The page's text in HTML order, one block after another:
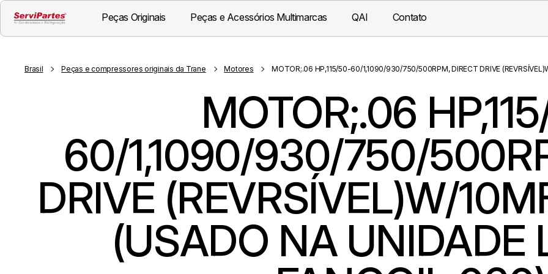
Peças Originais Peças e Acessórios Multimarcas QAI Contato
Brasil Peças e compressores originais da Trane Motores MOTOR;.06 HP,115/50-60/1,1090/930/750/500RPM, DIRECT DRIVE
MOTOR;.06
60/1,1090/930/750/
DRIVE (REVRSÍVEL)W/
(USADO NA UNIDADE